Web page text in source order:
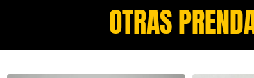
OTRAS